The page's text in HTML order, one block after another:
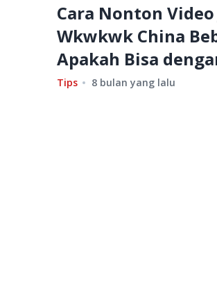
Cara Nonton Video
Wkwkwk China
Apakah Bisa
Tips 8 bulan yang lalu